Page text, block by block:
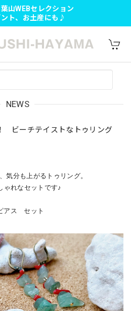
山WEBセレクション
ト、お土産にも♪
NEWS
ビーチテイストなトゥリング
気分も上がるトゥリング。
ゃれなセットです♪
ピアス セット